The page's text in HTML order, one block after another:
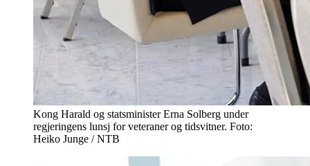
Kong Harald og statsminister Erna Solberg under
regjeringens lunsj for veteraner og tidsvitner. Foto:
Heiko Junge / NTB